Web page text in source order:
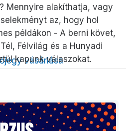
Mennyire alakíthatja, vagy
az, hogy hol
példákon - A berni követ,
Félvilág és a Hunyadi
kapunk válaszokat.
vásárlása